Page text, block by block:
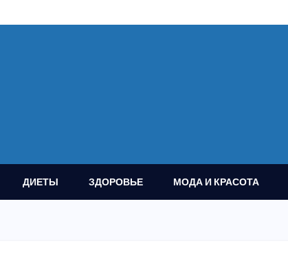
ДИЕТЫ ЗДОРОВЬЕ МОДА И КРАСОТА